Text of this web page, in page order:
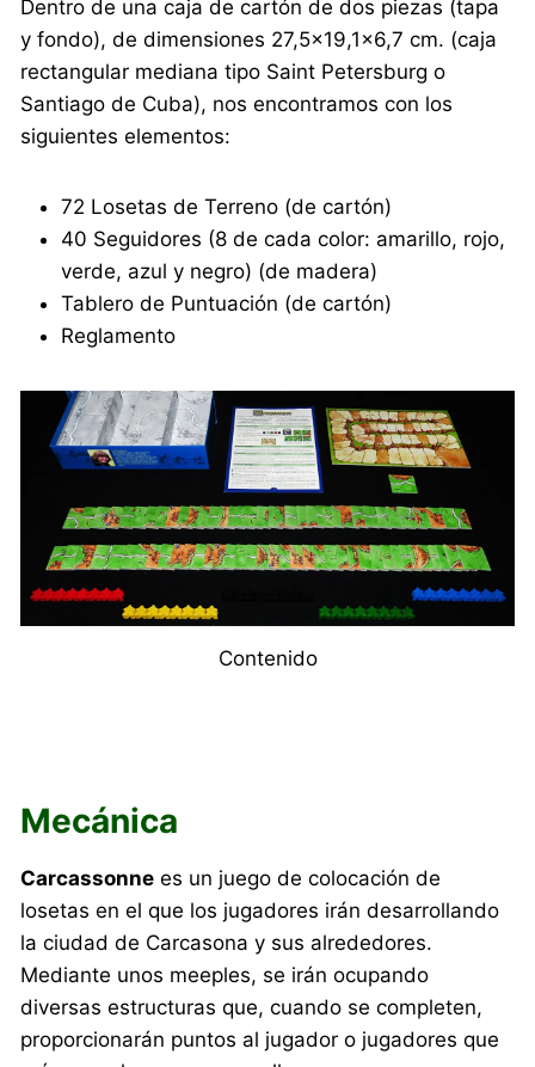
Dentro de una caja de cartón de dos piezas (tapa
y fondo), de dimensiones 27,5×19,1×6,7 cm. (caja
rectangular mediana tipo Saint Petersburg o
Santiago de Cuba), nos encontramos con los
siguientes elementos:
72 Losetas de Terreno (de cartón)
40 Seguidores (8 de cada color: amarillo, rojo,
verde, azul y negro) (de madera)
Tablero de Puntuación (de cartón)
Reglamento
Contenido
Mecánica
Carcassonne es un juego de colocación de
losetas en el que los jugadores irán desarrollando
la ciudad de Carcasona y sus alrededores.
Mediante unos meeples, se irán ocupando
diversas estructuras que, cuando se completen,
proporcionarán puntos al jugador o jugadores que